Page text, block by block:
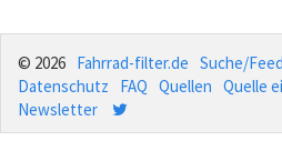
© 2026 Fahrrad-filter.de Suche/
Datenschutz
FAQ Quellen Quelle
Newsletter